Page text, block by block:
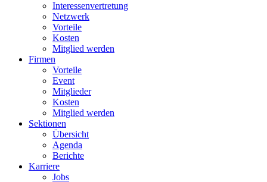
Interessenvertretung
Netzwerk
Vorteile
Kosten
Mitglied werden
Firmen
Vorteile
Event
Mitglieder
Kosten
Mitglied werden
Sektionen
Übersicht
Agenda
Berichte
Karriere
Jobs